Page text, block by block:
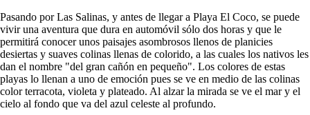
Pasando por Las Salinas, y antes de llegar a Playa El Coco, se puede
vivir una aventura que dura en automóvil sólo dos horas y que le
permitirá conocer unos paisajes asombrosos llenos de planicies
desiertas y suaves colinas llenas de colorido, a las cuales los nativos les
dan el nombre "del gran cañón en pequeño". Los colores de estas
playas lo llenan a uno de emoción pues se ve en medio de las colinas
color terracota, violeta y plateado. Al alzar la mirada se ve el mar y el
cielo al fondo que va del azul celeste al profundo.